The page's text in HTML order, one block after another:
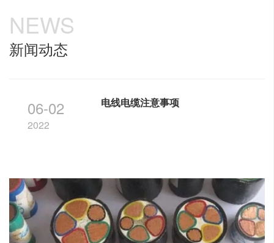
NEWS
新闻动态
06-02
2022
电线电缆注意事项